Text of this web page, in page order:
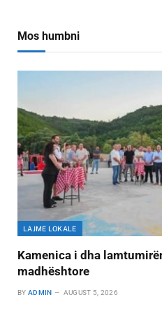
Mos humbni
LAJME LOKALE
Kamenica i dha
madhështore
BY ADMIN AUGUST 5, 2026